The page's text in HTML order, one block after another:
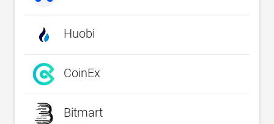
Huobi
CoinEx
Bitmart